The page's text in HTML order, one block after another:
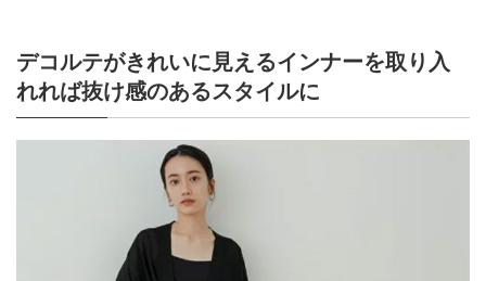
デコルテがきれいに見えるインナーを取り入
れれば抜け感のあるスタイルに